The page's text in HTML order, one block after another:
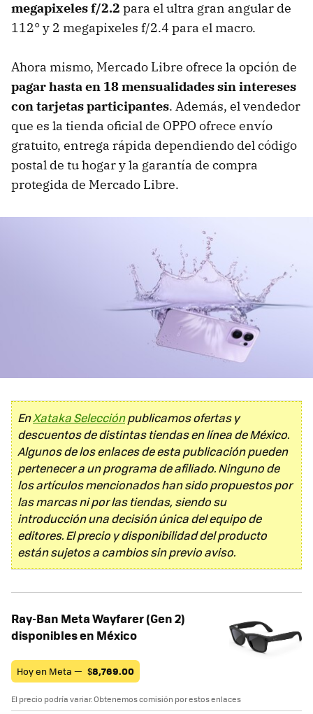
megapixeles f/2.2 para el ultra gran angular de
112° y 2 megapixeles f/2.4 para el macro.
Ahora mismo, Mercado Libre ofrece la opción de
pagar hasta en 18 mensualidades sin intereses
con tarjetas participantes. Además, el vendedor
que es la tienda oficial de OPPO ofrece envío
gratuito, entrega rápida dependiendo del código
postal de tu hogar y la garantía de compra
protegida de Mercado Libre.
EnXataka Selecciónpublicamos ofertas y
descuentos de distintas tiendas en línea de México.
Algunos de los enlaces de esta publicación pueden
pertenecer a un programa de afiliado. Ninguno de
los artículos mencionados han sido propuestos por
las marcas ni por las tiendas, siendo su
introducción una decisión única del equipo de
editores. El precio y disponibilidad del producto
están sujetos a cambios sin previo aviso.
Ray-Ban Meta Wayfarer (Gen 2)
disponibles en México
Hoy en Meta — $8,769.00
El precio podría variar. Obtenemos comisión por estos enlaces